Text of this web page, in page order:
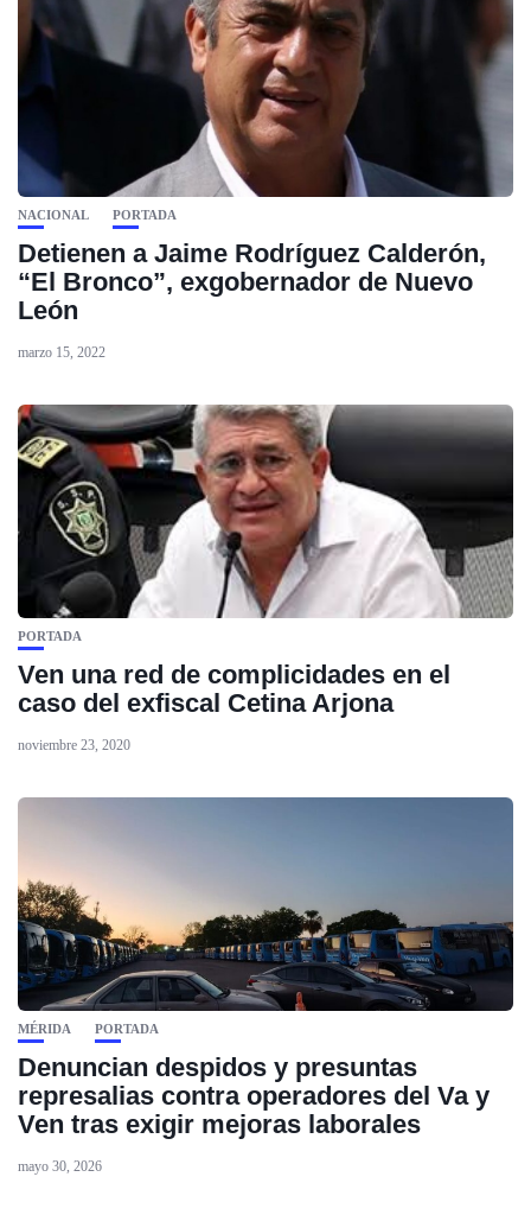
NACIONAL PORTADA
Detienen a Jaime Rodríguez Calderón,
“El Bronco”, exgobernador de Nuevo
León
marzo 15, 2022
PORTADA
Ven una red de complicidades en el
caso del exfiscal Cetina Arjona
noviembre 23, 2020
MÉRIDA PORTADA
Denuncian despidos y presuntas
represalias contra operadores del Va y
Ven tras exigir mejoras laborales
mayo 30, 2026